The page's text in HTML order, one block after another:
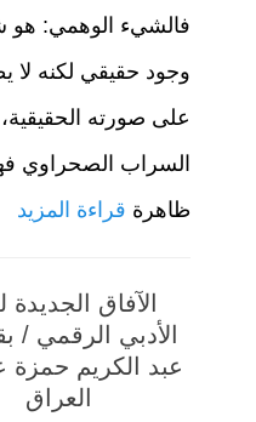
فالشيء الوهمي: هو
وجود حقيقي لكنه لا
على صورته
السراب الصحراوي
ظاهرة قراءة المزيد
الآفاق الجديدة
الأدبي الرقمي /
عبد الكريم
العراق